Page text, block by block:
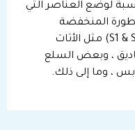
لوضع العناصر التي
المنخفضة
والمتوسطة (S1 & S2) مثل الأثاث
، وبعض السلع
، وما إلى ذلك.